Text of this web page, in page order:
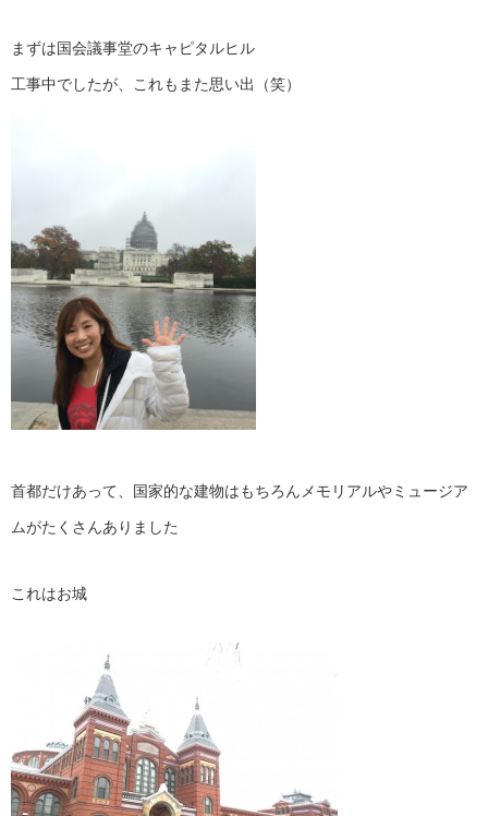
まずは国会議事堂のキャピタルヒル
工事中でしたが、これもまた思い出（笑）
首都だけあって、国家的な建物はもちろんメモリアルやミュージア
ムがたくさんありました
これはお城